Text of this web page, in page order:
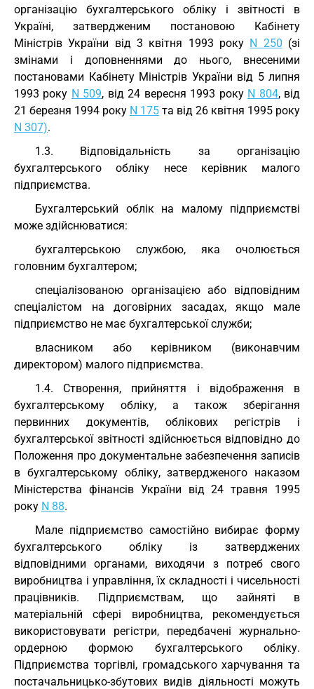
організацію бухгалтерського обліку і звітності в
Україні, затвердженим постановою Кабінету
Міністрів України від 3 квітня 1993 року N 250 (зі
змінами і доповненнями до нього, внесеними
постановами Кабінету Міністрів України від 5 липня
1993 року N 509, від 24 вересня 1993 року N 804, від
21 березня 1994 року N 175 та від 26 квітня 1995 року
N 307).
1.3. Відповідальність за організацію
бухгалтерського обліку несе керівник малого
підприємства.
Бухгалтерський облік на малому підприємстві
може здійснюватися:
бухгалтерською службою, яка очолюється
головним бухгалтером;
спеціалізованою організацією або відповідним
спеціалістом на договірних засадах, якщо мале
підприємство не має бухгалтерської служби;
власником або керівником (виконавчим
директором) малого підприємства.
1.4. Створення, прийняття і відображення в
бухгалтерському обліку, а також зберігання
первинних документів, облікових регістрів і
бухгалтерської звітності здійснюється відповідно до
Положення про документальне забезпечення записів
в бухгалтерському обліку, затвердженого наказом
Міністерства фінансів України від 24 травня 1995
року N 88.
Мале підприємство самостійно вибирає форму
бухгалтерського обліку із затверджених
відповідними органами, виходячи з потреб свого
виробництва і управління, їх складності і чисельності
працівників. Підприємствам, що зайняті в
матеріальній сфері виробництва, рекомендується
використовувати регістри, передбачені журнально-
ордерною формою бухгалтерського обліку.
Підприємства торгівлі, громадського харчування та
постачальницько-збутових видів діяльності можуть